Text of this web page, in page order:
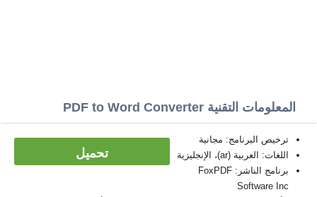
المعلومات التقنية PDF to Word Converter
تحميل
ترخيص البرنامج: مجانية
اللغات: العربية (ar)، الإنجليزية
برنامج الناشر: FoxPDF
Software Inc